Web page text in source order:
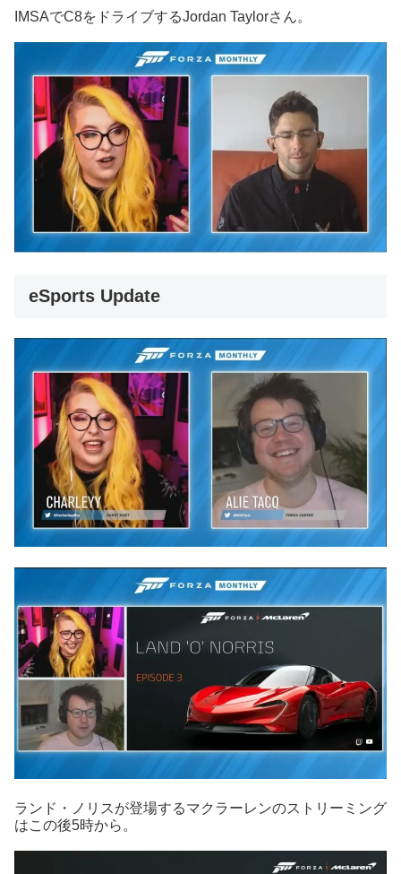
IMSAでC8をドライブするJordan Taylorさん。
eSports Update
ランド・ノリスが登場するマクラーレンのストリーミング
はこの後5時から。